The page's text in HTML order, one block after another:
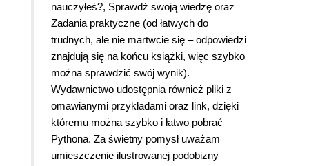
nauczyłeś?, Sprawdź swoją wiedzę oraz
Zadania praktyczne (od łatwych do
trudnych, ale nie martwcie się – odpowiedzi
znajdują się na końcu książki, więc szybko
można sprawdzić swój wynik).
Wydawnictwo udostępnia również pliki z
omawianymi przykładami oraz link, dzięki
któremu można szybko i łatwo pobrać
Pythona. Za świetny pomysł uważam
umieszczenie ilustrowanej podobizny